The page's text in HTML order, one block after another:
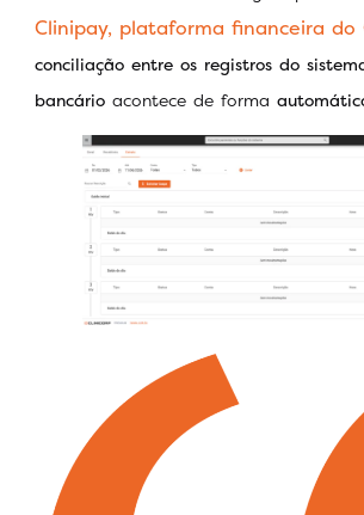
Clinipay, plataforma financeira do
conciliação entre os registros do
bancário acontece de forma